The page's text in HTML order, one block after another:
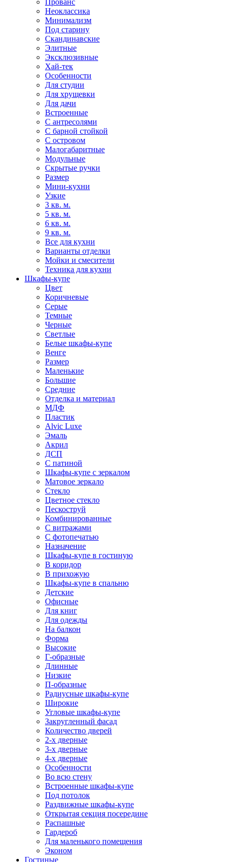
Прованс
Неоклассика
Минимализм
Под старину
Скандинавские
Элитные
Эксклюзивные
Хай-тек
Особенности
Для студии
Для хрущевки
Для дачи
Встроенные
С антресолями
С барной стойкой
С островом
Малогабаритные
Модульные
Скрытые ручки
Размер
Мини-кухни
Узкие
3 кв. м.
5 кв. м.
6 кв. м.
9 кв. м.
Все для кухни
Варианты отделки
Мойки и смесители
Техника для кухни
Шкафы-купе
Цвет
Коричневые
Серые
Темные
Черные
Светлые
Белые шкафы-купе
Венге
Размер
Маленькие
Большие
Средние
Отделка и материал
МДФ
Пластик
Alvic Luxe
Эмаль
Акрил
ДСП
С патиной
Шкафы-купе с зеркалом
Матовое зеркало
Стекло
Цветное стекло
Пескоструй
Комбинированные
С витражами
С фотопечатью
Назначение
Шкафы-купе в гостиную
В коридор
В прихожую
Шкафы-купе в спальню
Детские
Офисные
Для книг
Для одежды
На балкон
Форма
Высокие
Г-образные
Длинные
Низкие
П-образные
Радиусные шкафы-купе
Широкие
Угловые шкафы-купе
Закругленный фасад
Количество дверей
2-х дверные
3-х дверные
4-х дверные
Особенности
Во всю стену
Встроенные шкафы-купе
Под потолок
Раздвижные шкафы-купе
Открытая секция посередине
Распашные
Гардероб
Для маленького помещения
Эконом
Гостиные